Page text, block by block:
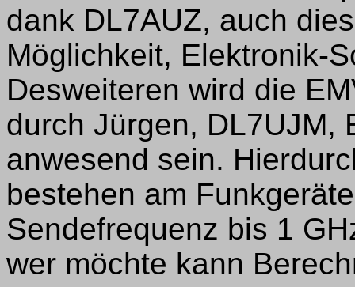
dank DL7AUZ, auch
Möglichkeit, Elektronik-
Desweiteren wird die
durch Jürgen, DL7UJM,
anwesend sein.
bestehen am
Sendefrequenz bis 1
wer möchte kann